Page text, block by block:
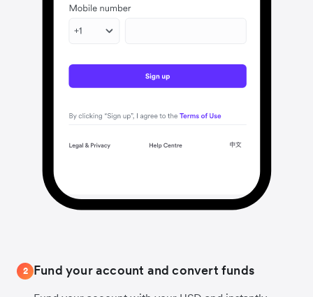
2 Fund your account and convert funds